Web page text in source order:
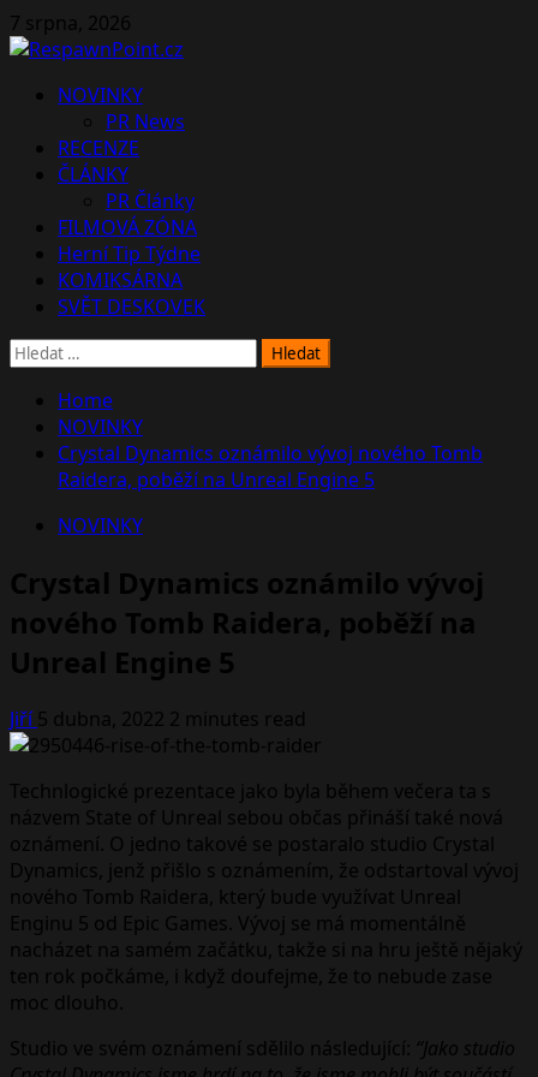
Skip
to
7 srpna, 2026
PrimaryNOVINKY
PR News
RECENZE
ČLÁNKY
PR Články
FILMOVÁ ZÓNA
Herní Tip Týdne
KOMIKSÁRNA
SVĚT DESKOVEK
Vyhledávání
Home
NOVINKY
Crystal Dynamics oznámilo vývoj nového Tomb
Raidera, poběží na Unreal Engine 5
NOVINKY
Crystal Dynamics oznámilo vývoj
nového Tomb Raidera, poběží na
Unreal Engine 5
Jiří 5 dubna, 2022 2 minutes read
Technlogické prezentace jako byla během večera ta s
názvem State of Unreal sebou občas přináší také nová
oznámení. O jedno takové se postaralo studio Crystal
Dynamics, jenž přišlo s oznámením, že odstartoval vývoj
nového Tomb Raidera, který bude využívat Unreal
Enginu 5 od Epic Games. Vývoj se má momentálně
nacházet na samém začátku, takže si na hru ještě nějaký
ten rok počkáme, i když doufejme, že to nebude zase
moc dlouho.
Studio ve svém oznámení sdělilo následující: “Jako studio